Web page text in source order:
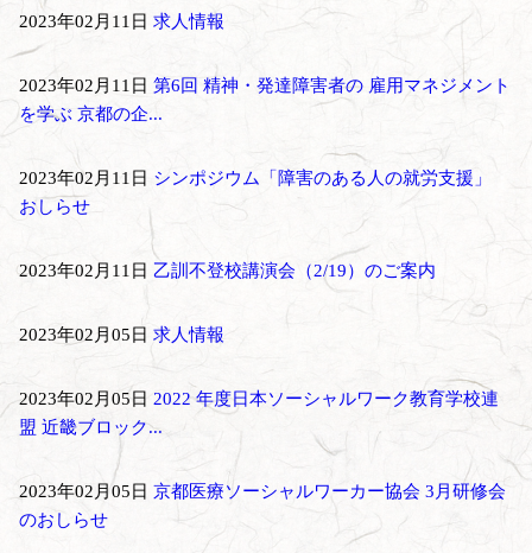
2023年02月11日 求人情報
2023年02月11日 第6回 精神・発達障害者の 雇用マネジメント
を学ぶ 京都の企...
2023年02月11日 シンポジウム「障害のある人の就労支援」
おしらせ
2023年02月11日 乙訓不登校講演会（2/19）のご案内
2023年02月05日 求人情報
2023年02月05日 2022 年度日本ソーシャルワーク教育学校連
盟 近畿ブロック...
2023年02月05日 京都医療ソーシャルワーカー協会 3月研修会
のおしらせ